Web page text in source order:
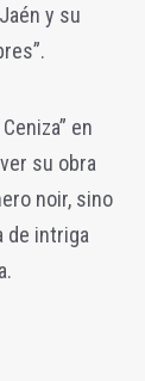
y su
en
su obra
noir, sino
de intriga